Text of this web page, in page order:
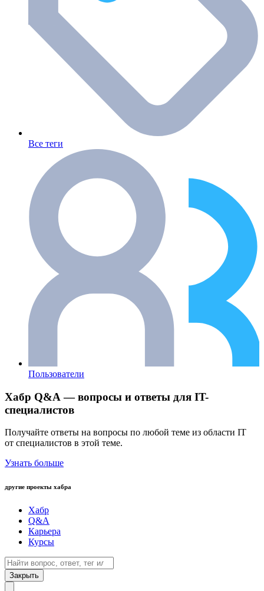
Все теги
Пользователи
Хабр Q&A — вопросы и ответы для IT-
специалистов
Получайте ответы на вопросы по любой теме из области IT
от специалистов в этой теме.
Узнать больше
другие проекты хабра
Хабр
Q&A
Карьера
Курсы
Закрыть